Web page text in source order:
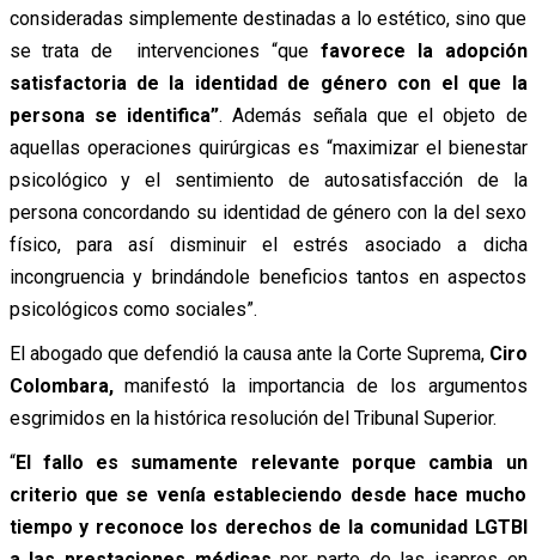
consideradas simplemente destinadas a lo estético, sino que
se trata de intervenciones “que favorece la adopción
satisfactoria de la identidad de género con el que la
persona se identifica”. Además señala que el objeto de
aquellas operaciones quirúrgicas es “maximizar el bienestar
psicológico y el sentimiento de autosatisfacción de la
persona concordando su identidad de género con la del sexo
físico, para así disminuir el estrés asociado a dicha
incongruencia y brindándole beneficios tantos en aspectos
psicológicos como sociales”.
El abogado que defendió la causa ante la Corte Suprema, Ciro
Colombara,manifestó la importancia de los argumentos
esgrimidos en la histórica resolución del Tribunal Superior.
“El fallo es sumamente relevante porque cambia un
criterio que se venía estableciendo desde hace mucho
tiempo y reconoce los derechos de la comunidad LGTBI